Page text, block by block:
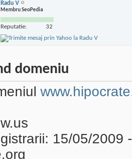
Radu V
Membru SeoPedia
Reputatie: 32
domeniu
15/05/2009